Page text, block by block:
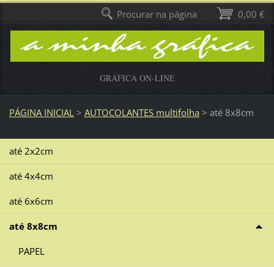
GRÁFICA ON-LINE
PÁGINA INICIAL > AUTOCOLANTES multifolha > até 8x8cm
até 2x2cm
até 4x4cm
até 6x6cm
até 8x8cm
PAPEL
0,00 €
Procurar na página